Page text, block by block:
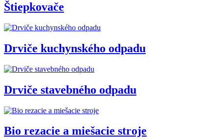
Štiepkovače
Drviče kuchynského odpadu
Drviče stavebného odpadu
Bio rezacie a miešacie stroje